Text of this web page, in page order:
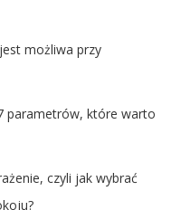
możliwa przy
parametrów, które warto
czyli jak wybrać